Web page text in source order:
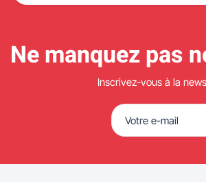
Ne manquez pas
Inscrivez-vous à la